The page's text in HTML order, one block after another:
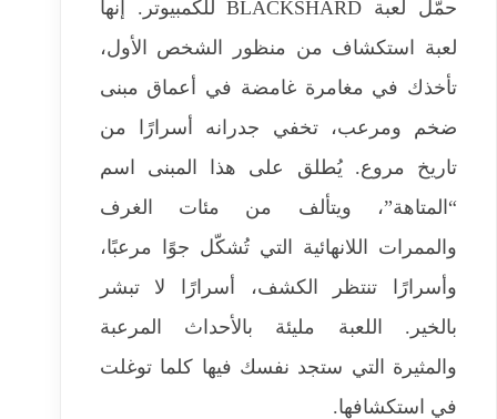
حمّل لعبة BLACKSHARD للكمبيوتر. إنها
لعبة استكشاف من منظور الشخص الأول،
تأخذك في مغامرة غامضة في أعماق مبنى
ضخم ومرعب، تخفي جدرانه أسرارًا من
تاريخ مروع. يُطلق على هذا المبنى اسم
“المتاهة”، ويتألف من مئات الغرف
والممرات اللانهائية التي تُشكّل جوًا مرعبًا،
وأسرارًا تنتظر الكشف، أسرارًا لا تبشر
بالخير. اللعبة مليئة بالأحداث المرعبة
والمثيرة التي ستجد نفسك فيها كلما توغلت
في استكشافها.